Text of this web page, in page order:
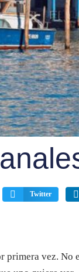
Twitter
vez. No